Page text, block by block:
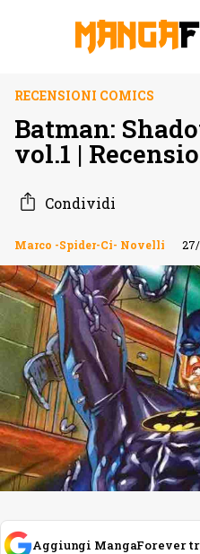
RECENSIONI COMICS
Batman:
vol.1 |
Condividi
Marco -Spider-Ci- Novelli
Aggiungi MangaForever